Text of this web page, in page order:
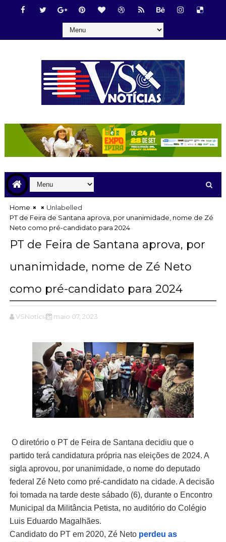
Home
Unlabelled
PT de Feira de Santana aprova, por unanimidade, nome de Zé
Neto como pré-candidato para 2024
PT de Feira de Santana aprova, por
unanimidade, nome de Zé Neto
como pré-candidato para 2024
VSNotícias maio 07, 2023
O diretório o PT de Feira de Santana decidiu que o
partido terá candidatura própria nas eleições de 2024. A
sigla aprovou, por unanimidade, o nome do deputado
federal Zé Neto como pré-candidato na cidade. A decisão
foi tomada na tarde deste sábado (6), durante o Encontro
Municipal da Militância Petista, no auditório do Colégio
Luis Eduardo Magalhães.
Candidato do PT em 2020, Zé Neto perdeu as